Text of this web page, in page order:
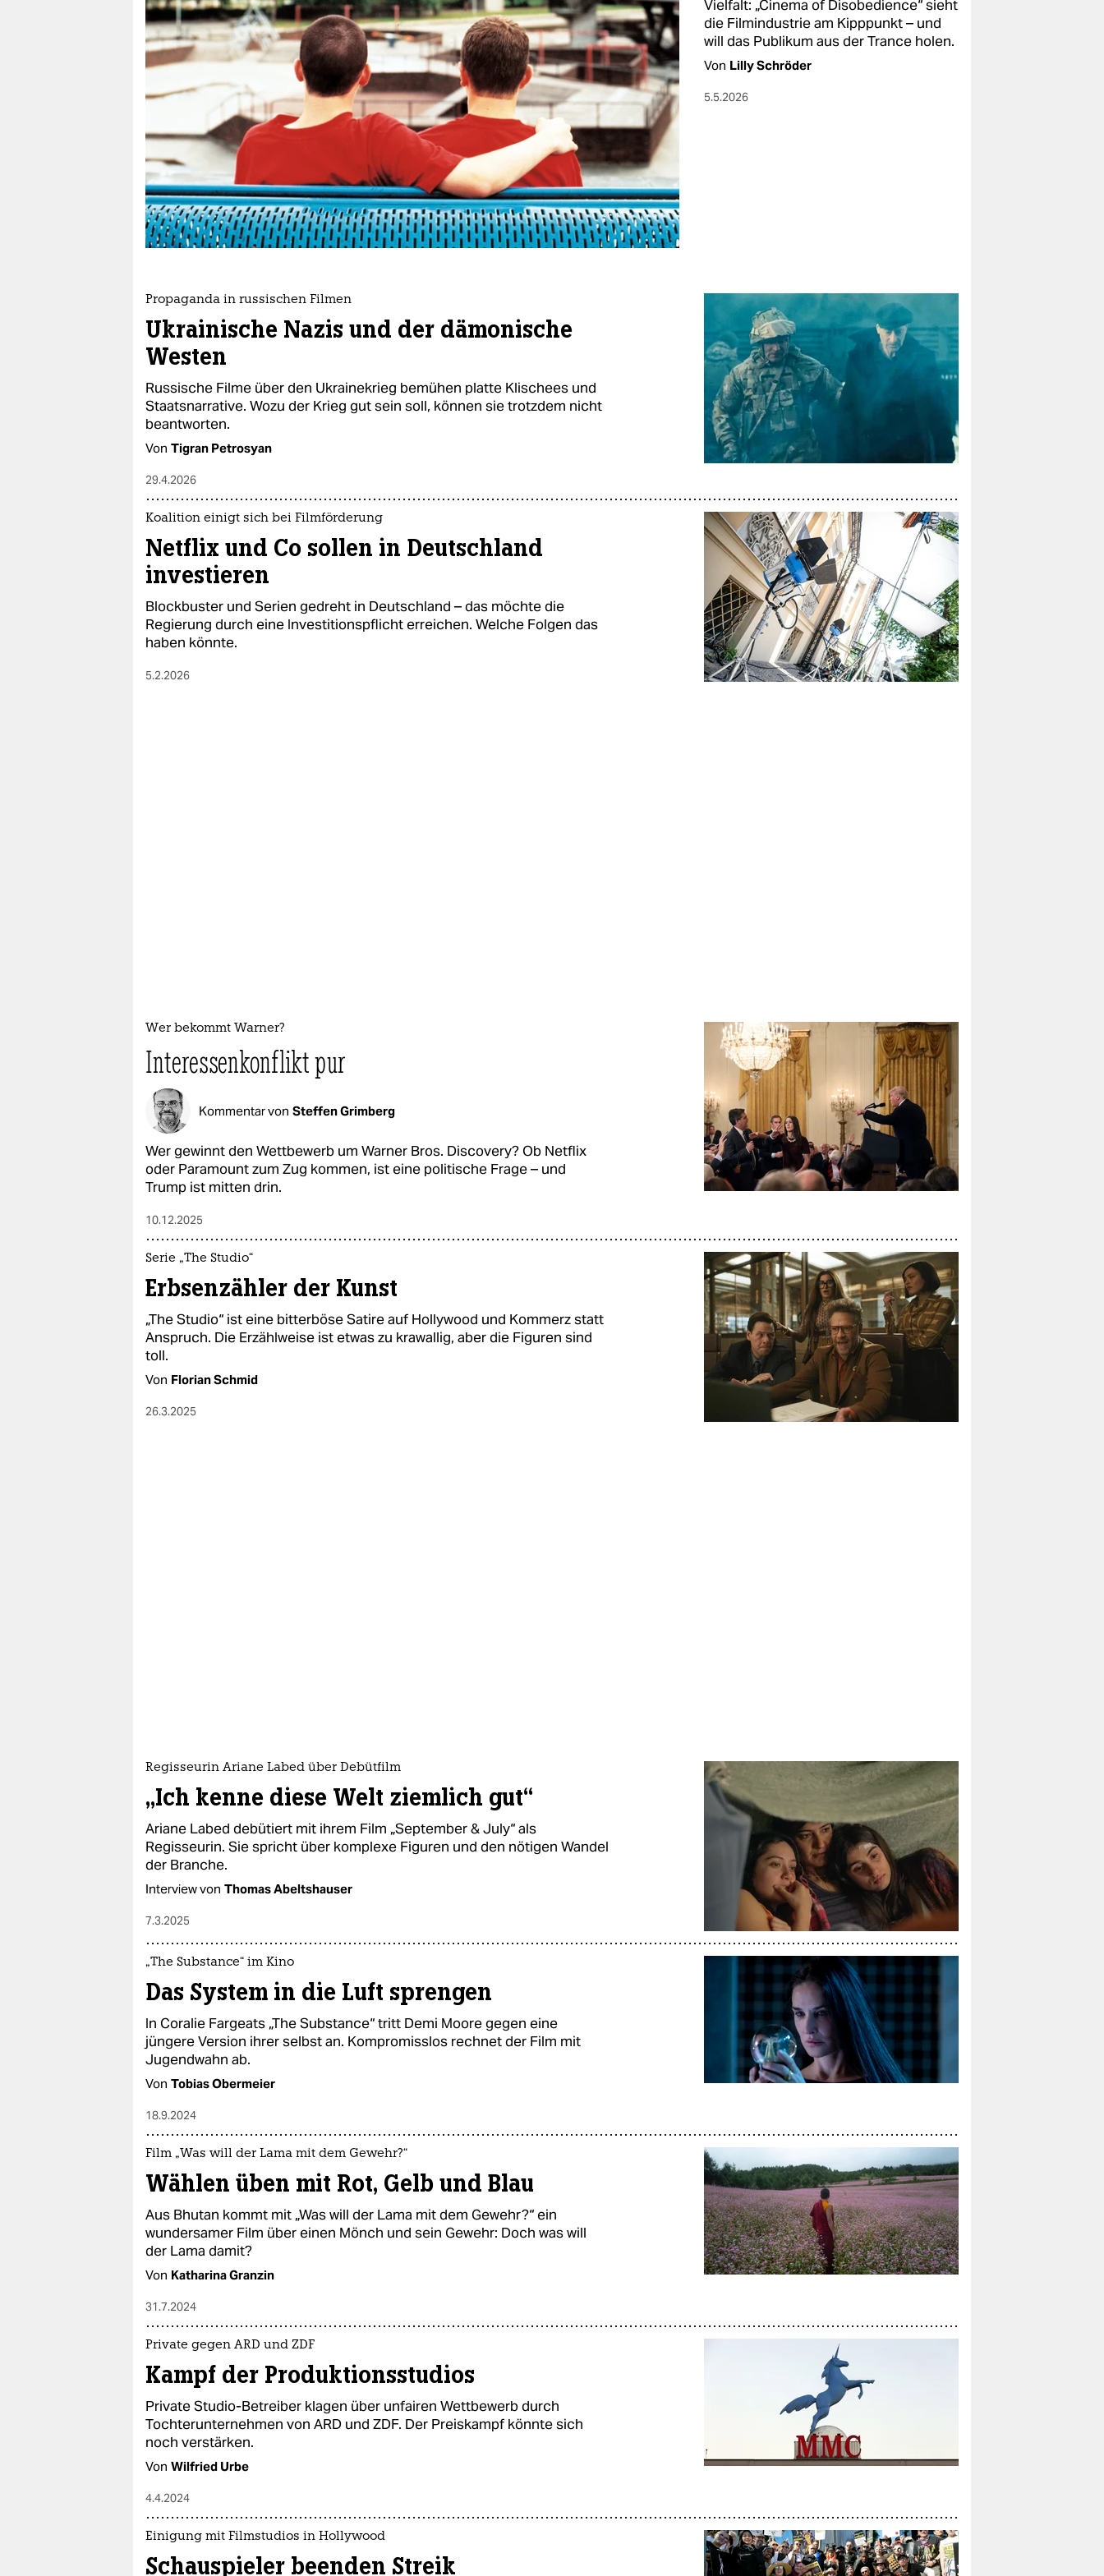
nord
wahrheit
verlag
veranstaltungen
shop
fragen & hilfe
abo
genossenschaft
Vielfalt: „Cinema of Disobedience“ sieht
die Filmindustrie am Kipppunkt – und
will das Publikum aus der Trance holen.
Von Lilly Schröder
5.5.2026
Propaganda in russischen Filmen
Ukrainische Nazis und der dämonische
Westen
Russische Filme über den Ukrainekrieg bemühen platte Klischees und
Staatsnarrative. Wozu der Krieg gut sein soll, können sie trotzdem nicht
beantworten.
Von Tigran Petrosyan
29.4.2026
Koalition einigt sich bei Filmförderung
Netflix und Co sollen in Deutschland
investieren
Blockbuster und Serien gedreht in Deutschland – das möchte die
Regierung durch eine Investitionspflicht erreichen. Welche Folgen das
haben könnte.
5.2.2026
Wer bekommt Warner?
Interessenkonflikt pur
Kommentar von Steffen Grimberg
Wer gewinnt den Wettbewerb um Warner Bros. Discovery? Ob Netflix
oder Paramount zum Zug kommen, ist eine politische Frage – und
Trump ist mitten drin.
10.12.2025
Serie „The Studio“
Erbsenzähler der Kunst
„The Studio“ ist eine bitterböse Satire auf Hollywood und Kommerz statt
Anspruch. Die Erzählweise ist etwas zu krawallig, aber die Figuren sind
toll.
Von Florian Schmid
26.3.2025
Regisseurin Ariane Labed über Debütfilm
„Ich kenne diese Welt ziemlich gut“
Ariane Labed debütiert mit ihrem Film „September & July“ als
Regisseurin. Sie spricht über komplexe Figuren und den nötigen Wandel
der Branche.
Interview von Thomas Abeltshauser
7.3.2025
„The Substance“ im Kino
Das System in die Luft sprengen
In Coralie Fargeats „The Substance“ tritt Demi Moore gegen eine
jüngere Version ihrer selbst an. Kompromisslos rechnet der Film mit
Jugendwahn ab.
Von Tobias Obermeier
18.9.2024
Film „Was will der Lama mit dem Gewehr?“
Wählen üben mit Rot, Gelb und Blau
Aus Bhutan kommt mit „Was will der Lama mit dem Gewehr?“ ein
wundersamer Film über einen Mönch und sein Gewehr: Doch was will
der Lama damit?
Von Katharina Granzin
31.7.2024
Private gegen ARD und ZDF
Kampf der Produktionsstudios
Private Studio-Betreiber klagen über unfairen Wettbewerb durch
Tochterunternehmen von ARD und ZDF. Der Preiskampf könnte sich
noch verstärken.
Von Wilfried Urbe
4.4.2024
Einigung mit Filmstudios in Hollywood
Schauspieler beenden Streik